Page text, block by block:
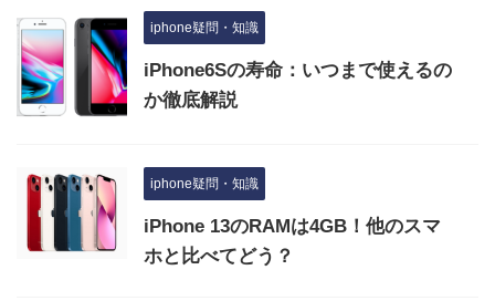
iphone疑問・知識
iPhone6Sの寿命：いつまで使えるの
か徹底解説
iphone疑問・知識
iPhone 13のRAMは4GB！他のスマ
ホと比べてどう？